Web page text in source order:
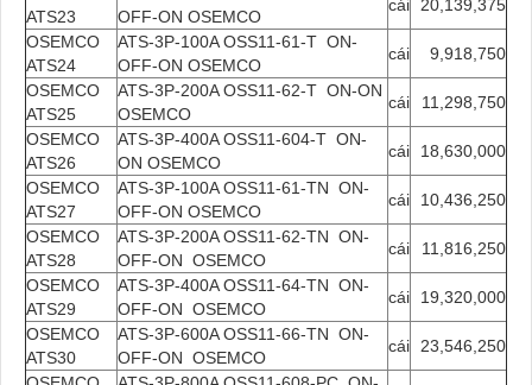
ATS23
OFF-ON OSEMCO
cái
20,139,375
OSEMCO
ATS24
ATS-3P-100A OSS11-61-T ON-
OFF-ON OSEMCO
cái
9,918,750
OSEMCO
ATS25
ATS-3P-200A OSS11-62-T ON-ON
OSEMCO
cái
11,298,750
OSEMCO
ATS26
ATS-3P-400A OSS11-604-T ON-
ON OSEMCO
cái
18,630,000
OSEMCO
ATS27
ATS-3P-100A OSS11-61-TN ON-
OFF-ON OSEMCO
cái
10,436,250
OSEMCO
ATS28
ATS-3P-200A OSS11-62-TN ON-
OFF-ON OSEMCO
cái
11,816,250
OSEMCO
ATS29
ATS-3P-400A OSS11-64-TN ON-
OFF-ON OSEMCO
cái
19,320,000
OSEMCO
ATS30
ATS-3P-600A OSS11-66-TN ON-
OFF-ON OSEMCO
cái
23,546,250